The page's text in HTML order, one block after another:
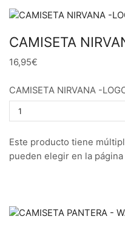
CAMISETA
16,95€
CAMISETA NIRVANA -
Este producto tiene
pueden elegir en la